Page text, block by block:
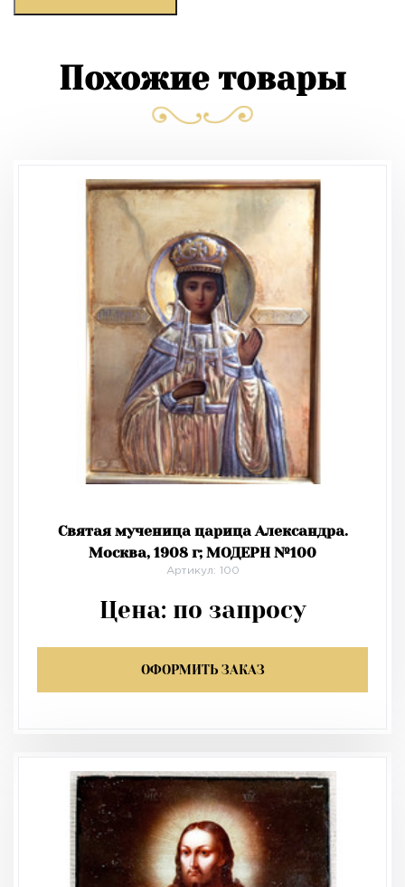
Похожие товары
Святая мученица царица Александра.
Москва, 1908 г; МОДЕРН №100
Артикул: 100
Цена: по запросу
ОФОРМИТЬ ЗАКАЗ